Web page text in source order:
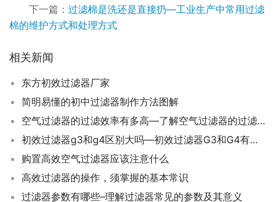
下一篇： 过滤棉是洗还是直接扔—工业生产中常用过滤
棉的维护方式和处理方式
相关新闻
东方初效过滤器厂家
简明易懂的初中过滤器制作方法图解
空气过滤器的过滤效率有多高—了解空气过滤器的过滤效率等级
初效过滤器g3和g4区别大吗—初效过滤器G3和G4有何不同
购置高效空气过滤器应该注意什么
高效过滤器的操作，须掌握的基本常识
过滤器参数有哪些–理解过滤器常见的参数及其意义